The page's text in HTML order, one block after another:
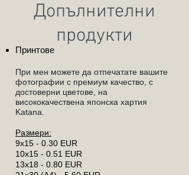
Допълнителни
продукти
Принтове
При мен можете да отпечатате вашите
фотографии с премиум качество, с
достоверни цветове, на
висококачествена японска хартия
Katana.
Размери:
9x15 - 0.30 EUR
10х15 - 0.51 EUR
13х18 - 0.80 EUR